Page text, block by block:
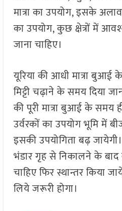
मात्रा का उपयोग, इसके
का उपयोग, कुछ क्षेत्रों में
जाना चाहिए।
यूरिया की आधी मात्रा
मिट्टी चढ़ाने के समय दिया
की पूरी मात्रा बुआई के समय
उर्वरकों का उपयोग भूमि में
इसकी उपयोगिता बढ़
भंडार गृह से निकालने के
चाहिए फिर स्थान्तर
लिये जरूरी होगा।